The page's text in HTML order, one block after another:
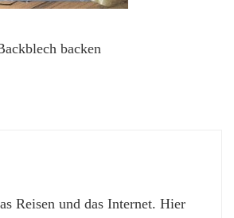
backen
Reisen und das Internet. Hier